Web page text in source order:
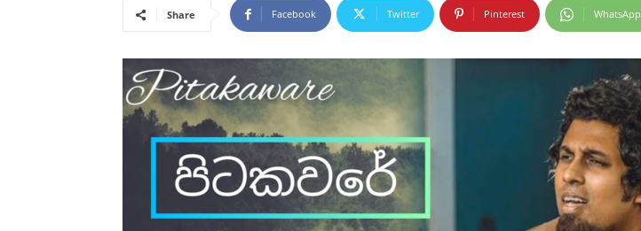
Share Facebook Twitter Pinterest WhatsApp